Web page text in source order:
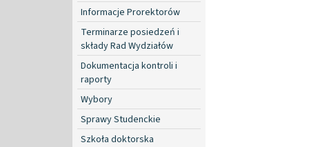
Informacje Prorektorów
Terminarze posiedzeń i
składy Rad Wydziałów
Dokumentacja kontroli i
raporty
Wybory
Sprawy Studenckie
Szkoła doktorska